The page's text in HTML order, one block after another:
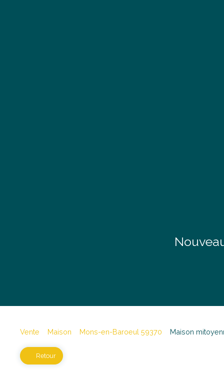
Vente Maison Mons-en-Baroeul 59370 Maison
Retour